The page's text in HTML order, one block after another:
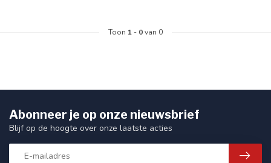
Toon 1 - 0van 0
Abonneer je op onze nieuwsbrief
Blijf op de hoogte over onze laatste acties